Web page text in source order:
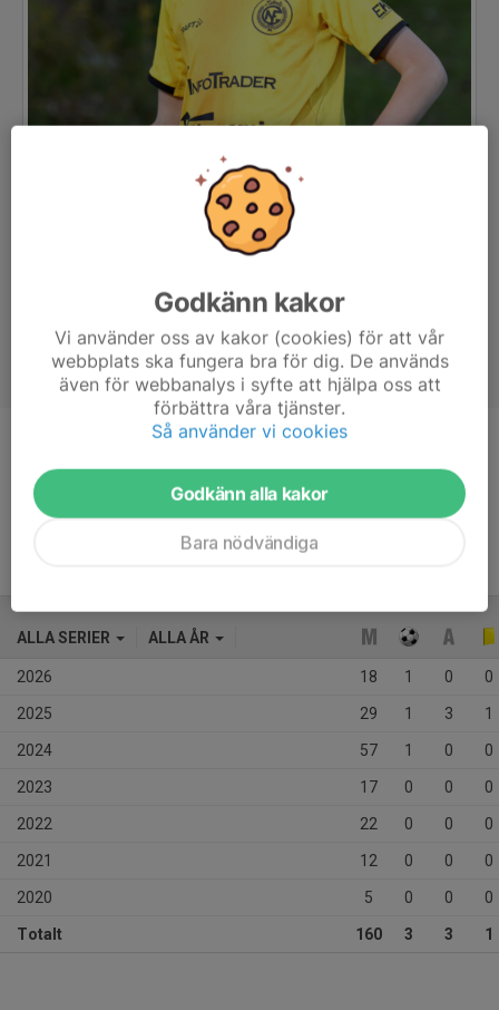
Ålder
16 år
ALLA SERIER ALLA ÅR
2026 18 1 0 0
2025 29 1 3 1
2024 57 1 0 0
2023 17 0 0 0
2022 22 0 0 0
2021 12 0 0 0
2020 5 0 0 0
Totalt 160 3 3 1
Godkänn kakor
Vi använder oss av kakor (cookies) för att vår
webbplats ska fungera bra för dig. De används
även för webbanalys i syfte att hjälpa oss att
förbättra våra tjänster.
Så använder vi cookies
Godkänn alla kakor
Bara nödvändiga